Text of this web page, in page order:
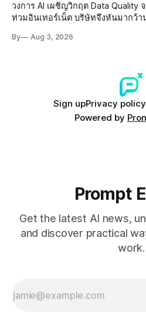
วงการ AI เผชิญวิกฤต Data Quality
ท่วมอินเทอร์เน็ต บริษัทจึงหันมากว้
Poisoning ที่ซับซ้อน
By Aug 3, 2026
Sign upPrivacy policy
Powered by
Prompt
Get the latest AI news,
and discover practical
work.